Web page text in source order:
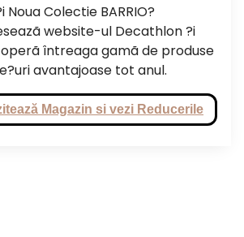
Noua Colectie BARRIO?
website-ul Decathlon ?i
întreaga gamã de produse
avantajoase tot anul.
Magazin si vezi Reducerile